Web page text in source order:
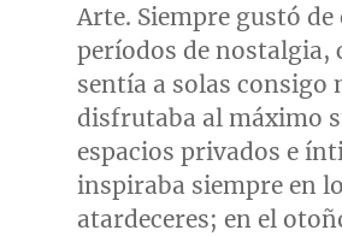
Arte. Siempre gustó
períodos de nostalgia,
sentía a solas consigo
disfrutaba al máximo
espacios privados e
inspiraba siempre en
atardeceres; en el